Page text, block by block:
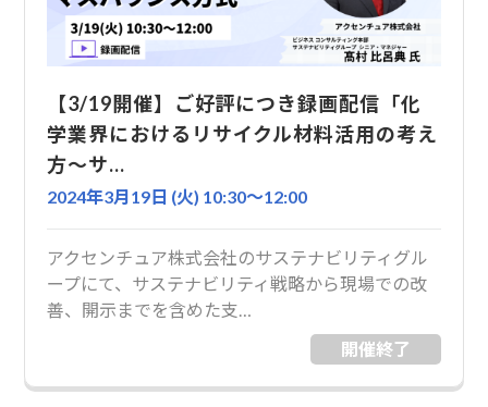
【3/19開催】ご好評につき録画配信「化
学業界におけるリサイクル材料活用の考え
方～サ…
2024年3月19日 (火) 10:30〜12:00
アクセンチュア株式会社のサステナビリティグル
ープにて、サステナビリティ戦略から現場での改
善、開示までを含めた支…
開催終了